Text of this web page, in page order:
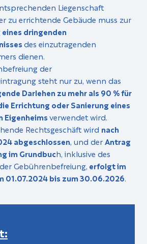
Liegenschaft
zu errichtende Gebäude muss zur
dringenden
des einzutragenden
dienen.
der
steht nur zu, wenn das
Darlehen zu mehr als 90 % für
Errichtung oder Sanierung eines
Eigenheimsverwendet wird.
Rechtsgeschäft wird nach
abgeschlossen, und derAntrag
im Grundbuch, inklusive des
Gebührenbefreiung, erfolgt im
01.07.2024 bis zum 30.06.2026.